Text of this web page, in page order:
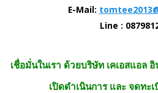
E-Mail:
Line :
เชื่อมั่นในเรา ด้วยบริษัท เคเอสแอล
เปิดดำเนินการ และ จดทะ